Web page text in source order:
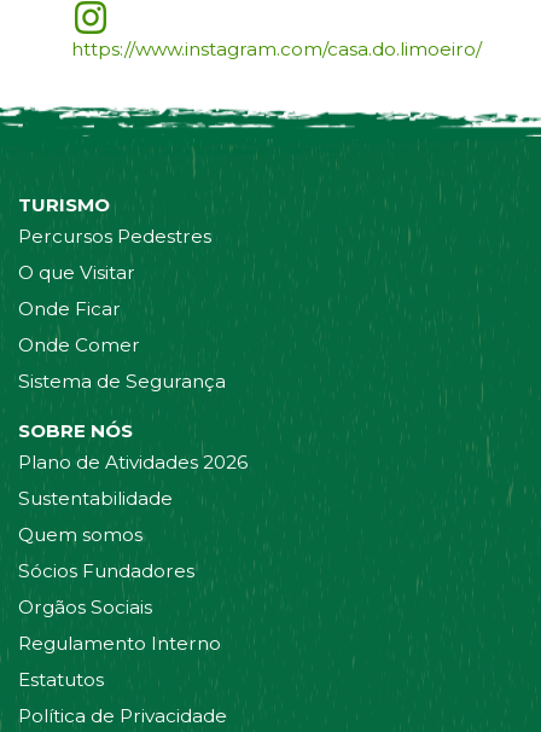
https://www.instagram.com/casa.do.limoeiro/
TURISMO
Percursos Pedestres
O que Visitar
Onde Ficar
Onde Comer
Sistema de Segurança
SOBRE NÓS
Plano de Atividades 2026
Sustentabilidade
Quem somos
Sócios Fundadores
Orgãos Sociais
Regulamento Interno
Estatutos
Política de Privacidade